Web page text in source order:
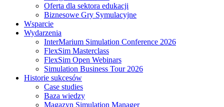
Oferta dla sektora edukacji
Biznesowe Gry Symulacyjne
Wsparcie
Wydarzenia
InterMarium Simulation Conference 2026
FlexSim Masterclass
FlexSim Open Webinars
Simulation Business Tour 2026
Historie sukcesów
Case studies
Baza wiedzy
Magazyn Simulation Manager